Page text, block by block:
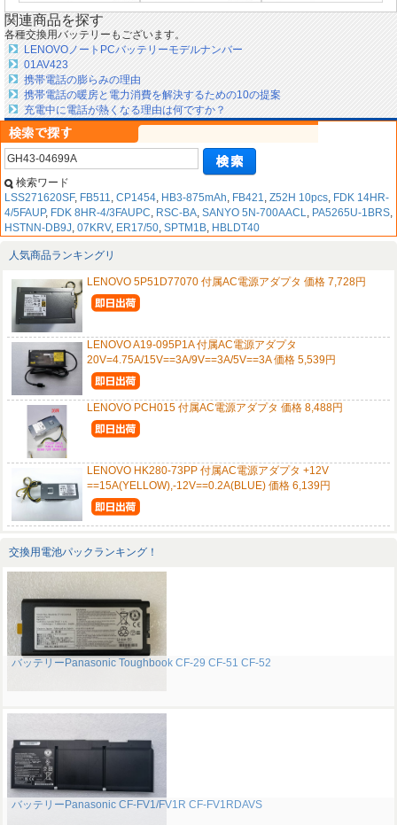
関連商品を探す
各種交換用バッテリーもございます。
LENOVOノートPCバッテリーモデルナンバー
01AV423
携帯電話の膨らみの理由
携帯電話の暖房と電力消費を解決するための10の提案
充電中に電話が熱くなる理由は何ですか？
検索ワード
LSS271620SF, FB511, CP1454, HB3-875mAh, FB421, Z52H 10pcs, FDK 14HR-
4/5FAUP, FDK 8HR-4/3FAUPC, RSC-BA, SANYO 5N-700AACL, PA5265U-1BRS,
HSTNN-DB9J, 07KRV, ER17/50, SPTM1B, HBLDT40
人気商品ランキングリ
LENOVO 5P51D77070 付属AC電源アダプタ 価格 7,728円
LENOVO A19-095P1A 付属AC電源アダプタ
20V=4.75A/15V==3A/9V==3A/5V==3A 価格 5,539円
LENOVO PCH015 付属AC電源アダプタ 価格 8,488円
LENOVO HK280-73PP 付属AC電源アダプタ +12V
==15A(YELLOW),-12V==0.2A(BLUE) 価格 6,139円
交換用電池パックランキング！
バッテリーPanasonic Toughbook CF-29 CF-51 CF-52
バッテリーPanasonic CF-FV1/FV1R CF-FV1RDAVS